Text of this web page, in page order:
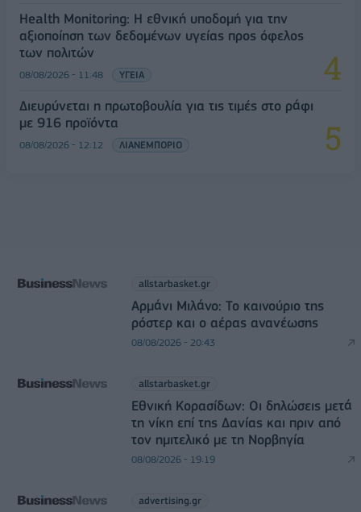
Health Monitoring: Η εθνική υποδομή για την
αξιοποίηση των δεδομένων υγείας προς όφελος
των πολιτών
08/08/2026 - 11:48 ΥΓΕΙΑ
Διευρύνεται η πρωτοβουλία για τις τιμές στο ράφι
με 916 προϊόντα
08/08/2026 - 12:12 ΛΙΑΝΕΜΠΟΡΙΟ
allstarbasket.gr
Αρμάνι Μιλάνο: Το καινούριο της
ρόστερ και ο αέρας ανανέωσης
08/08/2026 - 20:43
allstarbasket.gr
Εθνική Κορασίδων: Οι δηλώσεις μετά
τη νίκη επί της Δανίας και πριν από
τον ημιτελικό με τη Νορβηγία
08/08/2026 - 19:19
advertising.gr